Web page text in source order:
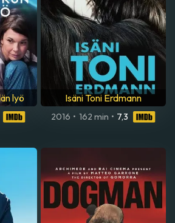
lyö Isäni Toni Erdmann
2016 • 162 min • 7,3